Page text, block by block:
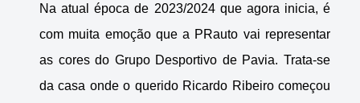
Na atual época de 2023/2024 que agora inicia, é
com muita emoção que a PRauto vai representar
as cores do Grupo Desportivo de Pavia. Trata-se
da casa onde o querido Ricardo Ribeiro começou